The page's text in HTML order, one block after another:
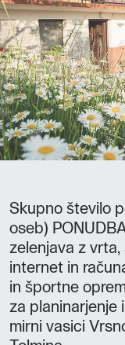
Skupno število
oseb)
zelenjava z
internet in
in športne
za planinarjenje
mirni vasici